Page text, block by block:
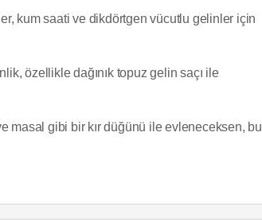
kum saati ve dikdörtgen vücutlu gelinler için
özellikle dağınık topuz gelin saçı ile
masal gibi bir kır düğünü ile evleneceksen, bu